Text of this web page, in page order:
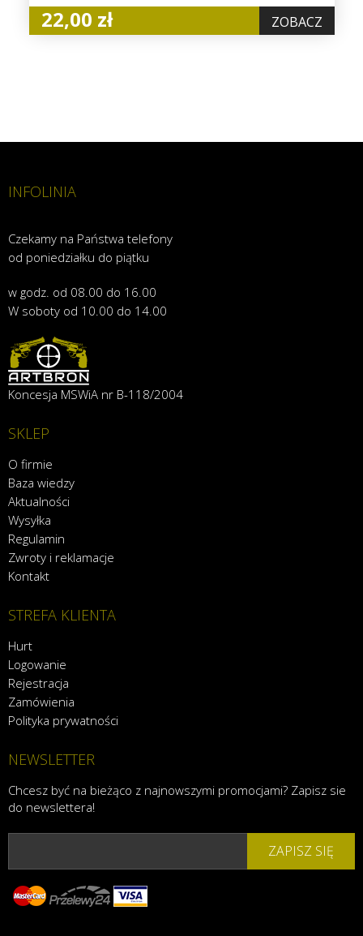
22,00 zł ZOBACZ
INFOLINIA
Czekamy na Państwa telefony
od poniedziałku do piątku
w godz. od 08.00 do 16.00
W soboty od 10.00 do 14.00
Koncesja MSWiA nr B-118/2004
SKLEP
O firmie
Baza wiedzy
Aktualności
Wysyłka
Regulamin
Zwroty i reklamacje
Kontakt
STREFA KLIENTA
Hurt
Logowanie
Rejestracja
Zamówienia
Polityka prywatności
NEWSLETTER
Chcesz być na bieżąco z najnowszymi promocjami? Zapisz sie
do newslettera!
ZAPISZ SIĘ